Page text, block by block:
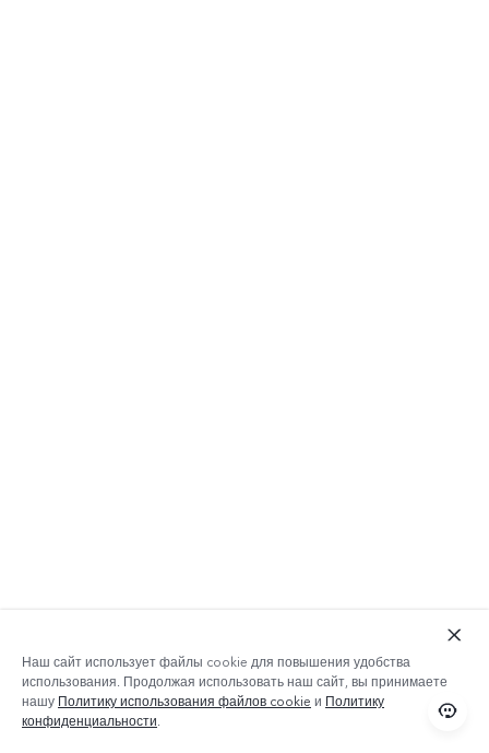
Наш сайт использует файлы cookie для повышения удобства
использования. Продолжая использовать наш сайт, вы принимаете
нашу Политику использования файлов cookie и Политику
конфиденциальности.